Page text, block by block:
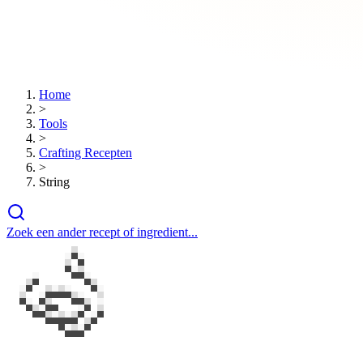
Home
>
Tools
>
Crafting Recepten
>
String
Zoek een ander recept of ingredient...